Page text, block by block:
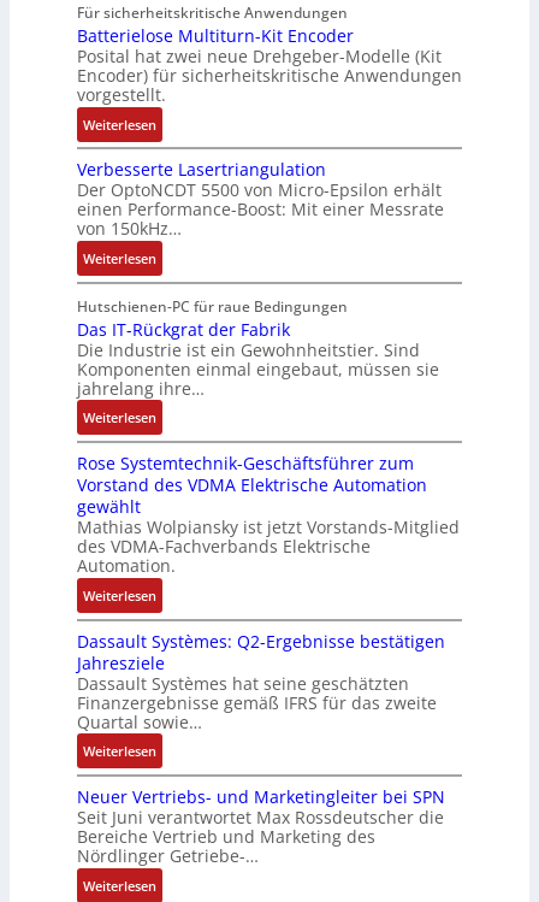
L
3
f
ü
r
s
i
c
h
e
r
e
E
n
t
w
i
c
k
l
u
n
g
o
b
o
t
,
3
M
i
l
l
i
o
n
e
n
A
r
b
e
i
t
s
k
r
ä
f
t
e
u
t
o
m
a
t
i
o
n
e
x
p
a
n
d
i
e
r
t
f
t
r
a
g
s
e
i
n
g
a
n
g
i
m
M
a
s
c
h
i
n
e
n
-
A
n
l
a
g
e
n
b
a
u
:
Für sicherheitskritische Anwendungen
Batterielose Multiturn-Kit Encoder
Posital hat zwei neue Drehgeber-Modelle (Kit
Encoder) für sicherheitskritische Anwendungen
vorgestellt.
Weiterlesen:
B
a
t
t
e
r
i
e
l
o
s
e
M
u
l
t
t
u
r
n
-
K
i
t
E
n
c
d
e
r
Verbesserte Lasertriangulation
Der OptoNCDT 5500 von Micro-Epsilon erhält
einen Performance-Boost: Mit einer Messrate
von 150kHz…
Weiterlesen:
V
e
r
b
e
s
s
e
r
t
L
a
s
e
r
t
r
i
a
n
g
a
t
o
Hutschienen-PC für raue Bedingungen
Das IT-Rückgrat der Fabrik
Die Industrie ist ein Gewohnheitstier. Sind
Komponenten einmal eingebaut, müssen sie
jahrelang ihre…
Weiterlesen:
D
a
s
T
-
R
ü
c
k
g
r
a
t
d
e
r
F
a
b
r
Rose Systemtechnik-Geschäftsführer zum
Vorstand des VDMA Elektrische Automation
gewählt
Mathias Wolpiansky ist jetzt Vorstands-Mitglied
des VDMA-Fachverbands Elektrische
Automation.
Weiterlesen:
R
o
s
e
S
y
s
t
e
m
t
e
c
Dassault Systèmes: Q2-Ergebnisse bestätigen
Jahresziele
Dassault Systèmes hat seine geschätzten
Finanzergebnisse gemäß IFRS für das zweite
Quartal sowie…
Weiterlesen:
D
a
s
s
a
u
Neuer Vertriebs- und Marketingleiter bei SPN
Seit Juni verantwortet Max Rossdeutscher die
Bereiche Vertrieb und Marketing des
Nördlinger Getriebe-…
Weiterlesen: